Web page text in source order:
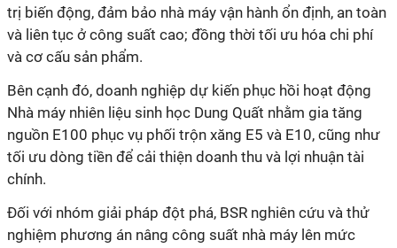
trị biến động, đảm bảo nhà máy vận hành ổn định, an toàn
và liên tục ở công suất cao; đồng thời tối ưu hóa chi phí
và cơ cấu sản phẩm.
Bên cạnh đó, doanh nghiệp dự kiến phục hồi hoạt động
Nhà máy nhiên liệu sinh học Dung Quất nhằm gia tăng
nguồn E100 phục vụ phối trộn xăng E5 và E10, cũng như
tối ưu dòng tiền để cải thiện doanh thu và lợi nhuận tài
chính.
Đối với nhóm giải pháp đột phá, BSR nghiên cứu và thử
nghiệm phương án nâng công suất nhà máy lên mức